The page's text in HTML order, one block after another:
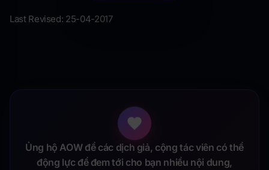
Last Revised: 25-04-2017
Ủng hộ AOW để các dịch giả, cộng tác viên có thể
động lực để đem tới cho bạn nhiều nội dung,